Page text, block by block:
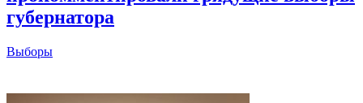
губернатора
Выборы